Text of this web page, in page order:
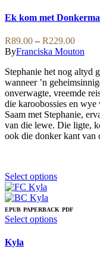
options
may
be
chosen
on
the
product
page
has
multiple
variants.
The
options
may
be
chosen
on
the
product
page
Ek kom met
R89.00 – R229.00Price
range:
ByFranciska Mouton
Stephanie het nog altyd
wanneer ’n
onverwagte, vreemde
die karoobossies en
Saam met Stephanie,
van die lewe. Die ligte,
ook die donker kant van
Select optionsThis
multiple
variants.
EPUB PAPERBACK PDF
Select optionsThis
Kyla